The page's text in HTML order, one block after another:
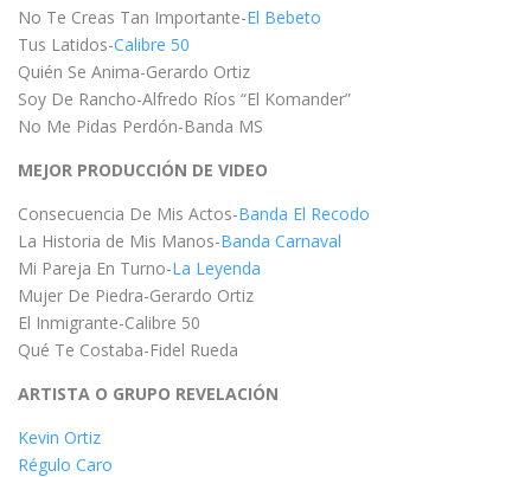
No Te Creas Tan Importante-El Bebeto
Tus Latidos-Calibre 50
Quién Se Anima-Gerardo Ortiz
Soy De Rancho-Alfredo Ríos “El Komander”
No Me Pidas Perdón-Banda MS
MEJOR PRODUCCIÓN DE VIDEO
Consecuencia De Mis Actos-Banda El Recodo
La Historia de Mis Manos-Banda Carnaval
Mi Pareja En Turno-La Leyenda
Mujer De Piedra-Gerardo Ortiz
El Inmigrante-Calibre 50
Qué Te Costaba-Fidel Rueda
ARTISTA O GRUPO REVELACIÓN
Kevin Ortiz
Régulo Caro